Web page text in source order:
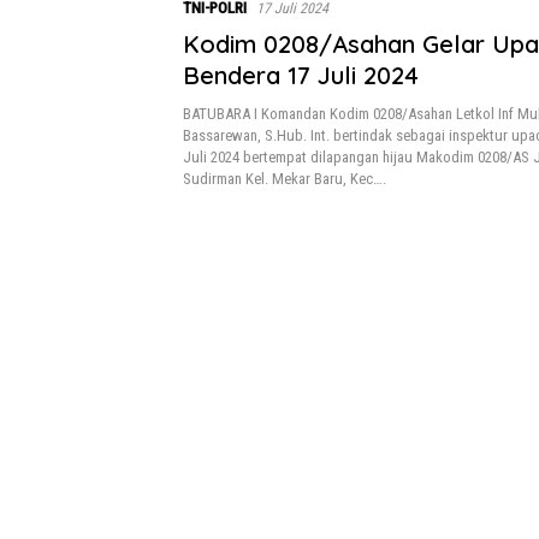
TNI-POLRI 17 Juli 2024
Kodim 0208/Asahan Gelar
Bendera 17 Juli 2024
BATUBARA I Komandan Kodim 0208/Asahan Letkol Inf
Bassarewan, S.Hub. Int. bertindak sebagai inspektur
Juli 2024 bertempat dilapangan hijau Makodim 0208/AS
Sudirman Kel. Mekar Baru, Kec….